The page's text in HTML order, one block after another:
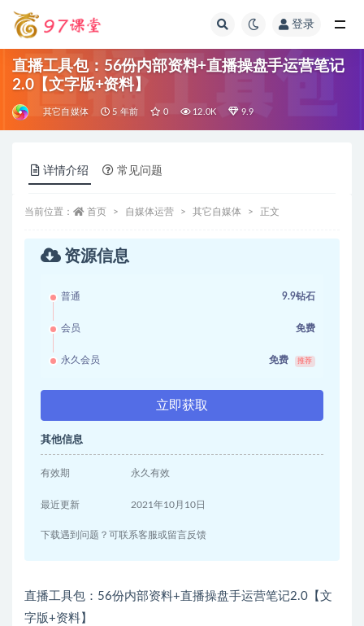
登录
直播工具包：56份内部资料+直播操盘手运营笔记
2.0【文字版+资料】
其它自媒体 5 年前 0 12.0K 9.9
详情介绍 常见问题
当前位置： 首页 自媒体运营 其它自媒体 正文
资源信息
普通 9.9钻石
会员 免费
永久会员 免费 推荐
立即获取
其他信息
有效期 永久有效
最近更新 2021年10月10日
下载遇到问题？可联系客服或留言反馈
直播工具包：56份内部资料+直播操盘手运营笔记2.0【文
字版+资料】